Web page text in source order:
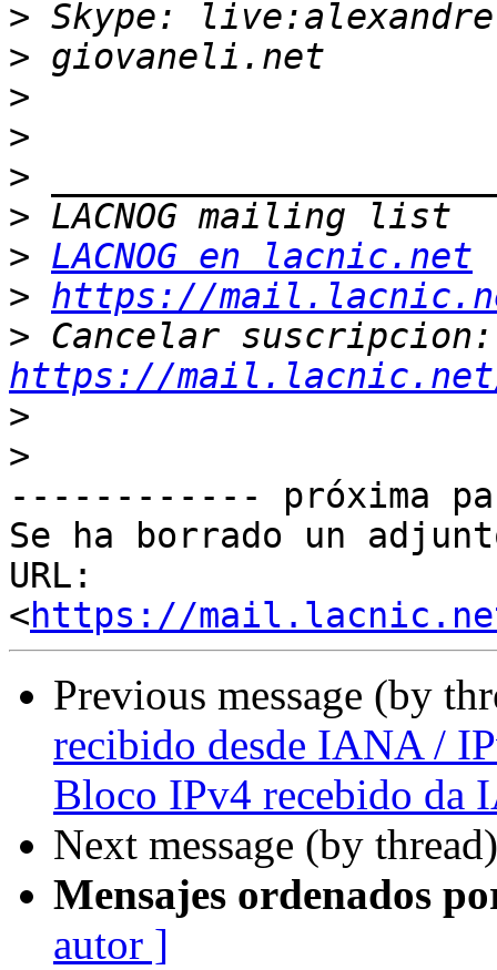
>
>
>
>
>
>
> LACNOG en lacnic.net
> https://
>
https://mail.lacnic.net/
>
>
------------ próxima
Se ha borrado un
URL:
<https://mail.lacnic.net/
Previous message (by
recibido desde IANA /
Bloco IPv4 recebido da
Next message (by
Mensajes ordenados
autor ]